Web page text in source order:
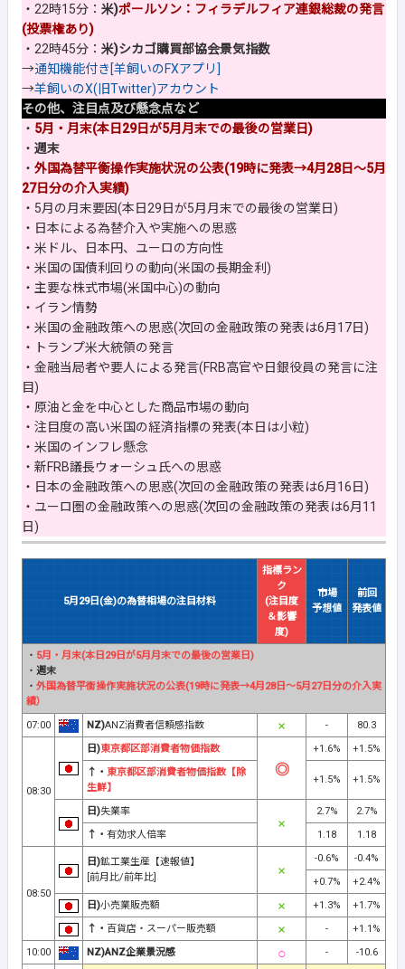
・22時15分： 米)ポールソン：フィラデルフィア連銀総裁の発言
(投票権あり)
・22時45分： 米)シカゴ購買部協会景気指数
→通知機能付き[羊飼いのFXアプリ]
→羊飼いのX(旧Twitter)アカウント
その他、注目点及び懸念点など
・ 5月・月末(本日29日が5月月末での最後の営業日)
・ 週末
・ 外国為替平衡操作実施状況の公表(19時に発表→4月28日～5月
27日分の介入実績)
・5月の月末要因(本日29日が5月月末での最後の営業日)
・日本による為替介入や実施への思惑
・米ドル、日本円、ユーロの方向性
・米国の国債利回りの動向(米国の長期金利)
・主要な株式市場(米国中心)の動向
・イラン情勢
・米国の金融政策への思惑(次回の金融政策の発表は6月17日)
・トランプ米大統領の発言
・金融当局者や要人による発言(FRB高官や日銀役員の発言に注
目)
・原油と金を中心とした商品市場の動向
・注目度の高い米国の経済指標の発表(本日は小粒)
・米国のインフレ懸念
・新FRB議長ウォーシュ氏への思惑
・日本の金融政策への思惑(次回の金融政策の発表は6月16日)
・ユーロ圏の金融政策への思惑(次回の金融政策の発表は6月11
日)
5月29日(金)の為替相場の注目材料
指標ラン
ク
(注目度
＆影響
度)
市場
予想値
前回
発表値
・ 5月・月末(本日29日が5月月末での最後の営業日)
・ 週末
・ 外国為替平衡操作実施状況の公表(19時に発表→4月28日～5月27日分の介入実
績）
07:00
NZ)ANZ消費者信頼感指数 - 80.3
08:30
日)東京都区部消費者物価指数 +1.6%
+1.5%
↑・ 東京都区部消費者物価指数【除
生鮮】
+1.5% +1.5%
日)失業率 2.7%
2.7%
↑・ 有効求人倍率 1.18 1.18
08:50
日)鉱工業生産【速報値】
[前月比/前年比]
-0.6%
-0.4%
+0.7%
+2.4%
日)小売業販売額 +1.3%
+1.7%
↑・ 百貨店・スーパー販売額 -
+1.1%
10:00
NZ)ANZ企業景況感 - -10.6